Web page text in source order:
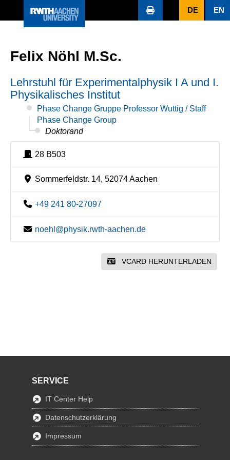
DE EN
Felix Nöhl M.Sc.
Lehrstuhl für Experimentalphysik I A und I.
Physikalisches Institut
Phase Change Gruppe Professor Wuttig / Staff
Phase Change Group
Doktorand
28 B503
Sommerfeldstr. 14, 52074 Aachen
+49 241 80-27097
noehl@physik.rwth-aachen.de
VCARD HERUNTERLADEN
SERVICE
IT Center Help
Datenschutzerklärung
Impressum